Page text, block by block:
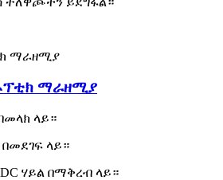
ኦፕቲክ ማራዘሚያ
ላይ።
ላይ።
ሃይል በማቅረብ ላይ።